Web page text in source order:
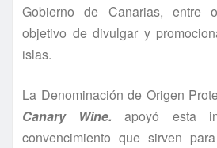
Gobierno de Canarias, entre
objetivo de divulgar y
islas.
La Denominación de Origen
Canary Wine. apoyó esta
convencimiento que sirven